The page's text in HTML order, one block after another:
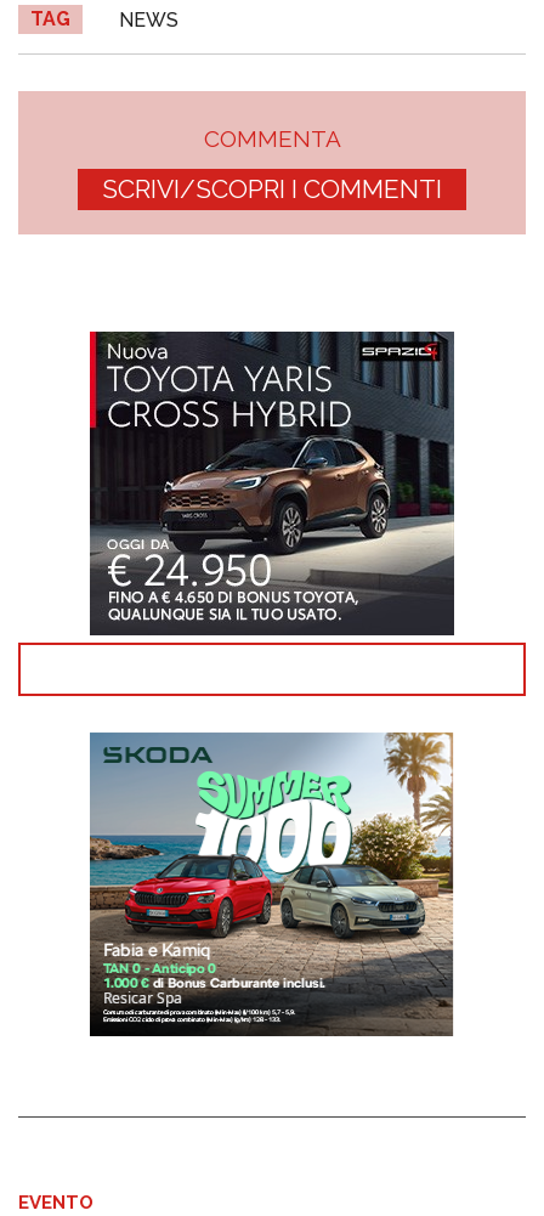
TAG NEWS
COMMENTA
SCRIVI/SCOPRI I COMMENTI
EVENTO